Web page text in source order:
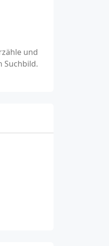
und
Suchbild.